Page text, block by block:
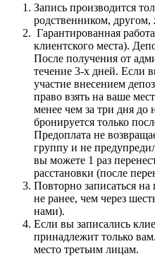
Запись производится
родственником, другом,
Гарантированная
клиентского места).
После получения от
течение 3-х дней. Если
участие внесением
право взять на ваше
менее чем за три дня до
бронируется только
Предоплата не
группу и не
вы можете 1 раз
расстановки (после
Повторно записаться
не ранее, чем через
нами).
Если вы записались
принадлежит только
место третьим лицам.